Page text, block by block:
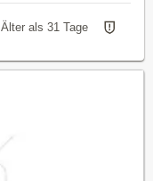
Älter als 31 Tage